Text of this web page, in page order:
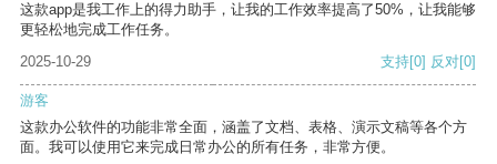
这款app是我工作上的得力助手，让我的工作效率提高了50%，让我能够
更轻松地完成工作任务。
2025-10-29
支持[0] 反对[0]
游客
这款办公软件的功能非常全面，涵盖了文档、表格、演示文稿等各个方
面。我可以使用它来完成日常办公的所有任务，非常方便。